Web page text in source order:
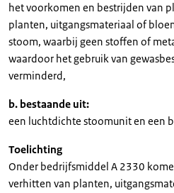
het voorkomen en bestrijden van
planten, uitgangsmateriaal of
stoom, waarbij geen stoffen of
waardoor het gebruik van
verminderd,
b. bestaande uit:
een luchtdichte stoomunit en een
Toelichting
Onder bedrijfsmiddel A 2330
verhitten van planten,